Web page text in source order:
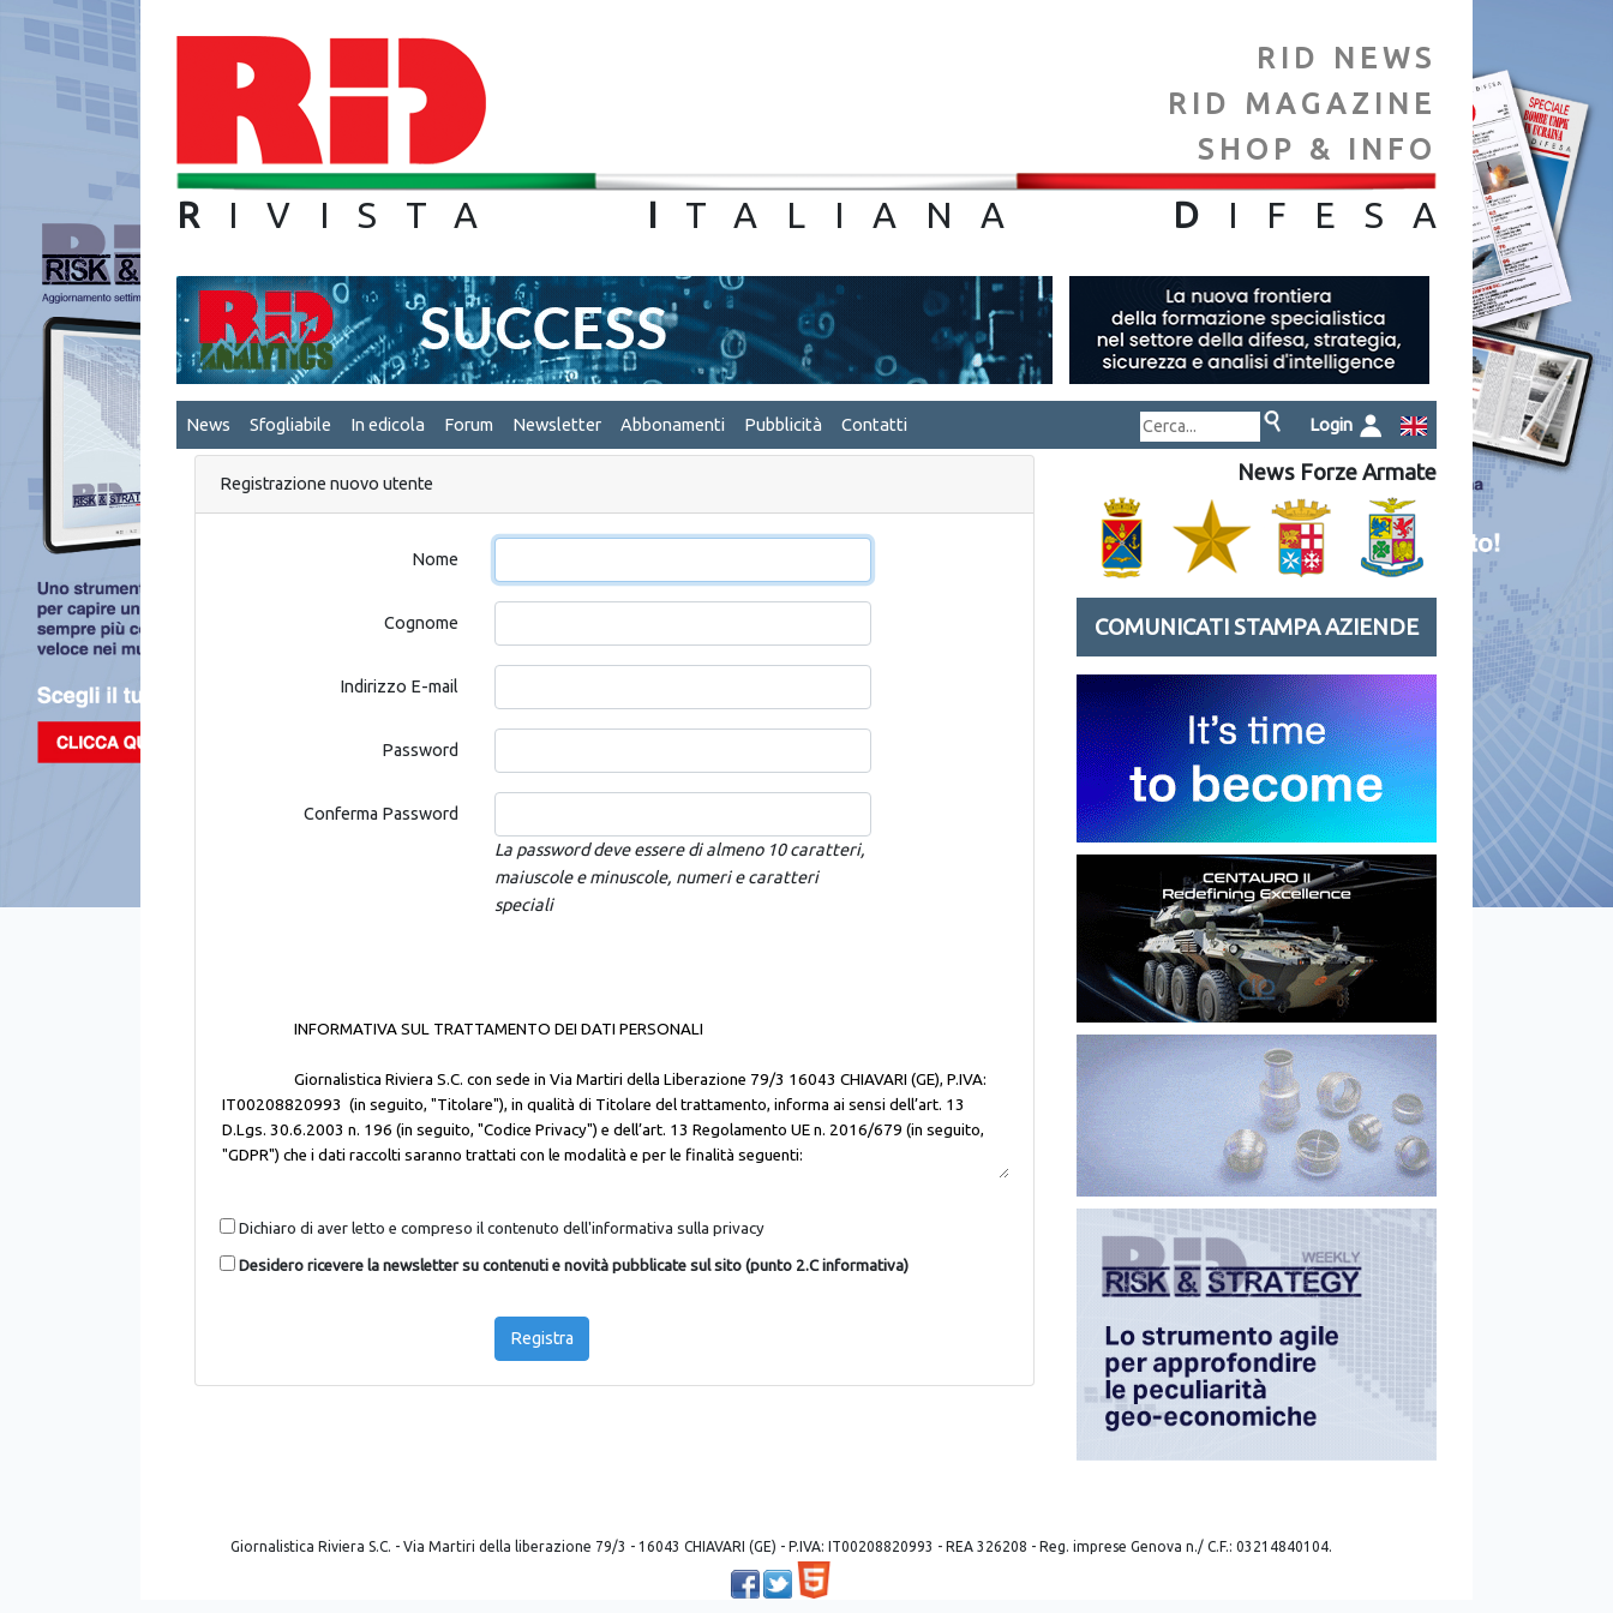
RID NEWS
RID MAGAZINE
SHOP & INFO
R IVISTA I TALIANA D IFES A
News Sfogliabile In edicola Forum Newsletter Abbonamenti Pubblicità Contatti Login
Registrazione nuovo utente
Nome
Cognome
Indirizzo E-mail
Password
Conferma Password
La password deve essere di almeno 10 caratteri,
maiuscole e minuscole, numeri e caratteri
speciali
Dichiaro di aver letto e compreso il contenuto dell'informativa sulla privacy
Desidero ricevere la newsletter su contenuti e novità pubblicate sul sito (punto 2.C informativa)
Registra
News Forze Armate
COMUNICATI STAMPA AZIENDE
Giornalistica Riviera S.C. - Via Martiri della liberazione 79/3 - 16043 CHIAVARI (GE) - P.IVA: IT00208820993 - REA 326208 - Reg. imprese Genova n./ C.F.: 03214840104.